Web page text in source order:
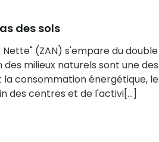
des sols
(ZAN) s'empare du
milieux naturels sont une
consommation énergétique,
des centres et de l'activi[...]